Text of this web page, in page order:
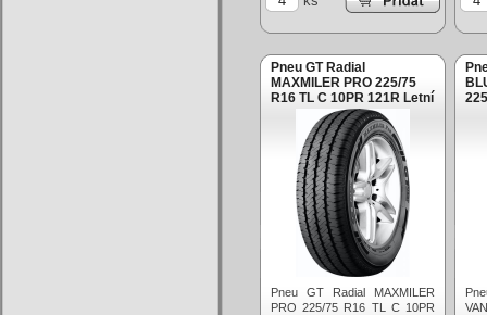
Pneu GT Radial
MAXMILER PRO 225/75
R16 TL C 10PR 121R Letní
Pneu GT Radial MAXMILER
PRO 225/75 R16 TL C 10PR